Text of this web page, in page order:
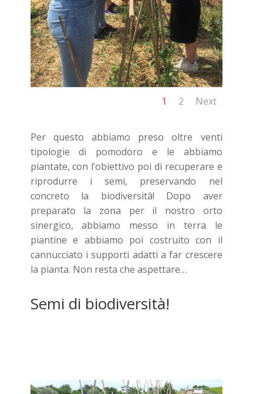
1 2 Next
Per questo abbiamo preso oltre venti
tipologie di pomodoro e le abbiamo
piantate, con l’obiettivo poi di recuperare e
riprodurre i semi, preservando nel
concreto la biodiversità! Dopo aver
preparato la zona per il nostro orto
sinergico, abbiamo messo in terra le
piantine e abbiamo poi costruito con il
cannucciato i supporti adatti a far crescere
la pianta. Non resta che aspettare…
Semi di biodiversità!